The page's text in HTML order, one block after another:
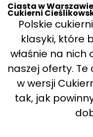
Ciasta w
Cukierni
Polskie
klasyki, które
właśnie na nich
naszej oferty.
w wersji
tak, jak